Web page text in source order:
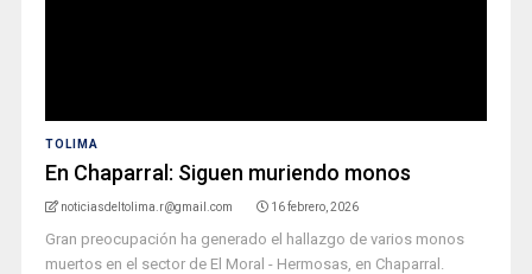
TOLIMA
En Chaparral: Siguen muriendo monos
noticiasdeltolima.r@gmail.com 16 febrero, 2026
Gran preocupación ha generado el hallazgo de varios monos
muertos en el sector de El Moral - Hermosas, en Chaparral.